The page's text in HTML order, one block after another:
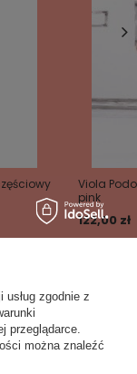
Viola
pink
122,00 zł
×
— pokażę
zgodnie z
przeglądarce.
można znaleźć